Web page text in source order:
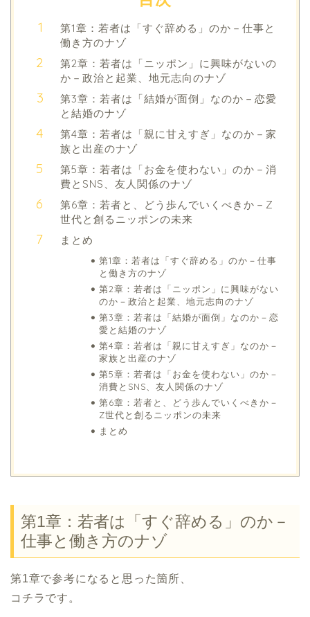
第1章：若者は「すぐ辞める」のか－仕事と
働き方のナゾ
第2章：若者は「ニッポン」に興味がないの
か－政治と起業、地元志向のナゾ
第3章：若者は「結婚が面倒」なのか－恋愛
と結婚のナゾ
第4章：若者は「親に甘えすぎ」なのか－家
族と出産のナゾ
第5章：若者は「お金を使わない」のか－消
費とSNS、友人関係のナゾ
第6章：若者と、どう歩んでいくべきか－Z
世代と創るニッポンの未来
まとめ
第1章：若者は「すぐ辞める」のか－仕事
と働き方のナゾ
第2章：若者は「ニッポン」に興味がない
のか－政治と起業、地元志向のナゾ
第3章：若者は「結婚が面倒」なのか－恋
愛と結婚のナゾ
第4章：若者は「親に甘えすぎ」なのか－
家族と出産のナゾ
第5章：若者は「お金を使わない」のか－
消費とSNS、友人関係のナゾ
第6章：若者と、どう歩んでいくべきか－
Z世代と創るニッポンの未来
まとめ
第1章：若者は「すぐ辞める」のか－
仕事と働き方のナゾ
第1章で参考になると思った箇所、
コチラです。